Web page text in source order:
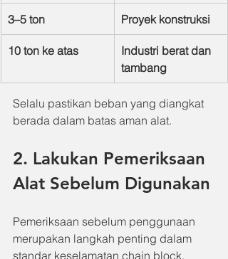
3–5 ton Proyek konstruksi
10 ton ke atas
Industri berat dan
tambang
Selalu pastikan beban yang diangkat
berada dalam batas aman alat.
2. Lakukan Pemeriksaan
Alat Sebelum Digunakan
Pemeriksaan sebelum penggunaan
merupakan langkah penting dalam
standar keselamatan chain block.